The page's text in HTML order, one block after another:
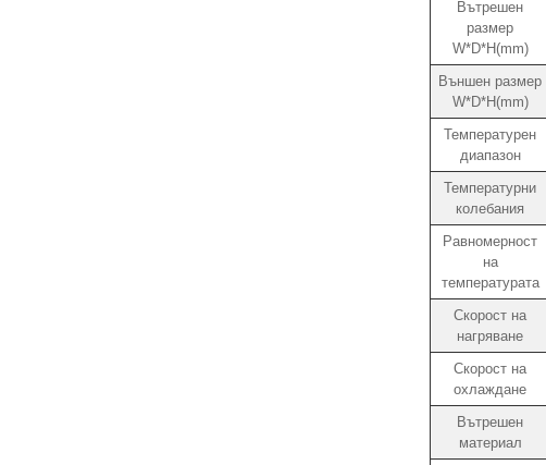
Вътрешен
размер
W*D*H(mm)
Външен размер
W*D*H(mm)
Температурен
диапазон
Температурни
колебания
Равномерност
на
температурата
Скорост на
нагряване
Скорост на
охлаждане
Вътрешен
материал